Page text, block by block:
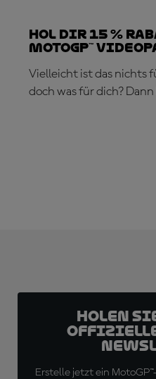
Hol dir 15 %
MotoGP™
Vielleicht ist das nichts
doch was für dich? Dann
Holen
Erstelle jetzt ein